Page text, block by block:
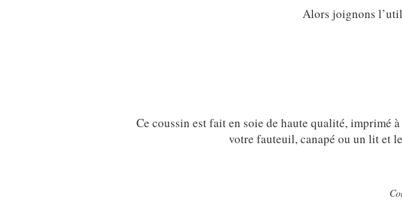
Alors joignons
Ce coussin est fait en soie de haute qualité,
votre fauteuil, canapé ou un lit et